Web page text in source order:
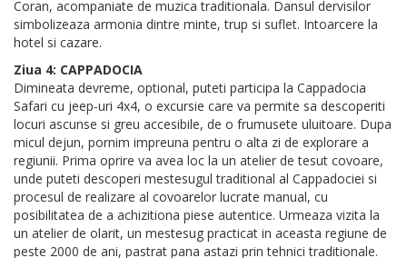
Coran, acompaniate de muzica traditionala. Dansul dervisilor
simbolizeaza armonia dintre minte, trup si suflet. Intoarcere la
hotel si cazare.
Ziua 4: CAPPADOCIA
Dimineata devreme, optional, puteti participa la Cappadocia
Safari cu jeep-uri 4x4, o excursie care va permite sa descoperiti
locuri ascunse si greu accesibile, de o frumusete uluitoare. Dupa
micul dejun, pornim impreuna pentru o alta zi de explorare a
regiunii. Prima oprire va avea loc la un atelier de tesut covoare,
unde puteti descoperi mestesugul traditional al Cappadociei si
procesul de realizare al covoarelor lucrate manual, cu
posibilitatea de a achizitiona piese autentice. Urmeaza vizita la
un atelier de olarit, un mestesug practicat in aceasta regiune de
peste 2000 de ani, pastrat pana astazi prin tehnici traditionale.